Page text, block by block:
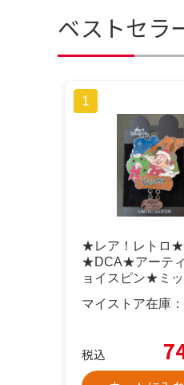
ベストセラ
★レア！レトロ
★DCA★アーテ
ョイスピン★ミ
マイストア在庫：
税込